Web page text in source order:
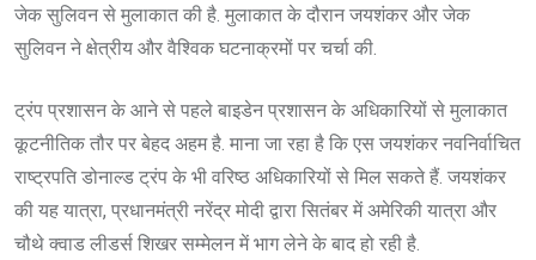
जेक सुलिवन से मुलाकात की है. मुलाकात के दौरान जयशंकर और जेक
सुलिवन ने क्षेत्रीय और वैश्विक घटनाक्रमों पर चर्चा की.
ट्रंप प्रशासन के आने से पहले बाइडेन प्रशासन के अधिकारियों से मुलाकात
कूटनीतिक तौर पर बेहद अहम है. माना जा रहा है कि एस जयशंकर नवनिर्वाचित
राष्ट्रपति डोनाल्ड ट्रंप के भी वरिष्ठ अधिकारियों से मिल सकते हैं. जयशंकर
की यह यात्रा, प्रधानमंत्री नरेंद्र मोदी द्वारा सितंबर में अमेरिकी यात्रा और
चौथे क्वाड लीडर्स शिखर सम्मेलन में भाग लेने के बाद हो रही है.